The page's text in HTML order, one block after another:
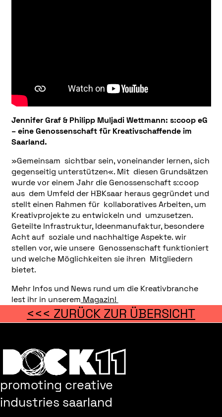
Jennifer Graf & Philipp Muljadi Wettmann: s:coop eG
– eine Genossenschaft für Kreativschaffende im
Saarland.
»Gemeinsam sichtbar sein, voneinander lernen, sich
gegenseitig unterstützen«. Mit diesen Grundsätzen
wurde vor einem Jahr die Genossenschaft s:coop
aus dem Umfeld der HBKsaar heraus gegründet und
stellt einen Rahmen für kollaboratives Arbeiten, um
Kreativprojekte zu entwickeln und umzusetzen.
Geteilte Infrastruktur, Ideenmanufaktur, besondere
Acht auf soziale und nachhaltige Aspekte. wir
stellen vor, wie unsere Genossenschaft funktioniert
und welche Möglichkeiten sie ihren Mitgliedern
bietet.
Mehr Infos und News rund um die Kreativbranche
lest ihr in unserem Magazin!
<<< ZURÜCK ZUR ÜBERSICHT
promoting creative
industries saarland